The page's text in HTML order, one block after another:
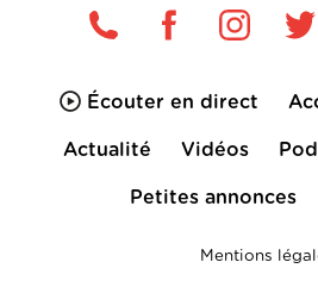
Écouter en direct
Actualité Vidéos
Petites annonces
Mentions